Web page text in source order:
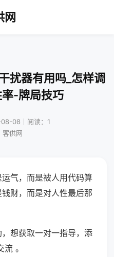
网
扰器有用吗_怎样调
-牌局技巧
08｜阅读：1
客供网
气，而是被人用代码算
财，而是对人性最后那
想获取一对一指导，添
。